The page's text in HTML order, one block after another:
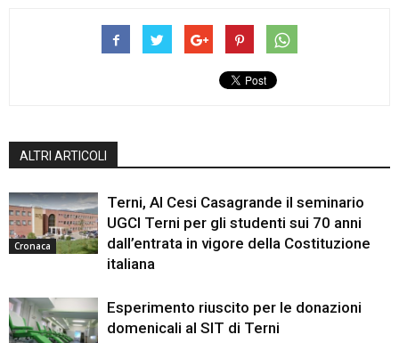
ALTRI ARTICOLI
Cronaca
Terni, Al Cesi Casagrande il seminario
UGCI Terni per gli studenti sui 70 anni
dall’entrata in vigore della Costituzione
italiana
Esperimento riuscito per le donazioni
domenicali al SIT di Terni